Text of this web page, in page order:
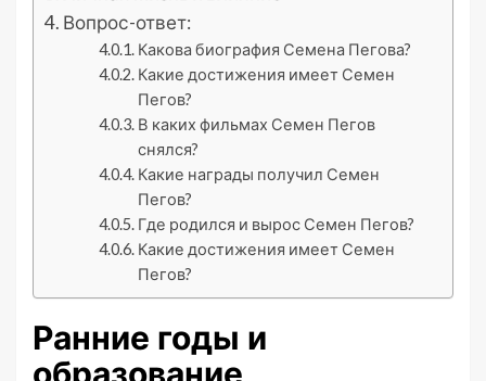
Вопрос-ответ:
Какова биография Семена Пегова?
Какие достижения имеет Семен
Пегов?
В каких фильмах Семен Пегов
снялся?
Какие награды получил Семен
Пегов?
Где родился и вырос Семен Пегов?
Какие достижения имеет Семен
Пегов?
Ранние годы и